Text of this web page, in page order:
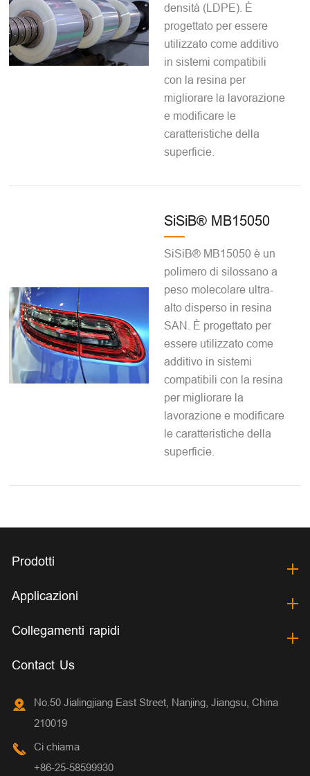
densità (LDPE). È
progettato per essere
utilizzato come additivo
in sistemi compatibili
con la resina per
migliorare la lavorazione
e modificare le
caratteristiche della
superficie.
SiSiB® MB15050
SiSiB® MB15050 è un
polimero di silossano a
peso molecolare ultra-
alto disperso in resina
SAN. È progettato per
essere utilizzato come
additivo in sistemi
compatibili con la resina
per migliorare la
lavorazione e modificare
le caratteristiche della
superficie.
Prodotti
Applicazioni
Collegamenti rapidi
Contact Us
No.50 Jialingjiang East Street, Nanjing, Jiangsu, China
210019
Ci chiama
+86-25-58599930